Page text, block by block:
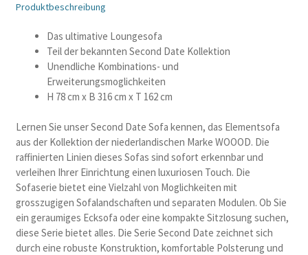
Produktbeschreibung
Das ultimative Loungesofa
Teil der bekannten Second Date Kollektion
Unendliche Kombinations- und
Erweiterungsmoglichkeiten
H 78 cm x B 316 cm x T 162 cm
Lernen Sie unser Second Date Sofa kennen, das Elementsofa
aus der Kollektion der niederlandischen Marke WOOOD. Die
raffinierten Linien dieses Sofas sind sofort erkennbar und
verleihen Ihrer Einrichtung einen luxuriosen Touch. Die
Sofaserie bietet eine Vielzahl von Moglichkeiten mit
grosszugigen Sofalandschaften und separaten Modulen. Ob Sie
ein geraumiges Ecksofa oder eine kompakte Sitzlosung suchen,
diese Serie bietet alles. Die Serie Second Date zeichnet sich
durch eine robuste Konstruktion, komfortable Polsterung und